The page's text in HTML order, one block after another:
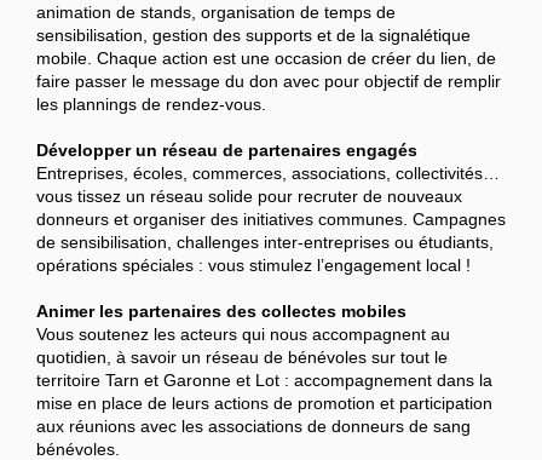
animation de stands, organisation de temps de
sensibilisation, gestion des supports et de la signalétique
mobile. Chaque action est une occasion de créer du lien, de
faire passer le message du don avec pour objectif de remplir
les plannings de rendez-vous.
Développer un réseau de partenaires engagés
Entreprises, écoles, commerces, associations, collectivités…
vous tissez un réseau solide pour recruter de nouveaux
donneurs et organiser des initiatives communes. Campagnes
de sensibilisation, challenges inter-entreprises ou étudiants,
opérations spéciales : vous stimulez l’engagement local !
Animer les partenaires des collectes mobiles
Vous soutenez les acteurs qui nous accompagnent au
quotidien, à savoir un réseau de bénévoles sur tout le
territoire Tarn et Garonne et Lot : accompagnement dans la
mise en place de leurs actions de promotion et participation
aux réunions avec les associations de donneurs de sang
bénévoles.